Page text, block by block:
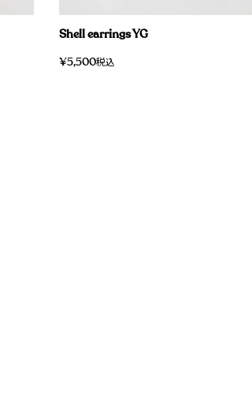
Shell earrings YG
¥5,500税込